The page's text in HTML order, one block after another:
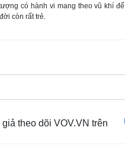
có hành vi mang theo vũ khí
còn rất trẻ.
theo dõi VOV.VN trên